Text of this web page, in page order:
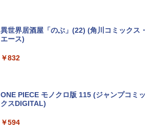
Anker Soundcore P31i ブラック
Anker Soundcore Liberty 5 ミッドナイトブ
ラック
￥14,990
BRUCE WAYNE feat. Flo Milli, ATL Jacob
[Explicit]
￥250
見知らぬ糸
by Amazon 天然水 ラベルレス 500ml ×24本
富士山の天然水 バナジウム含有 水 ミネラル
ットル (Smart Basic)
by Amazon 天然水ラベルレス 2L×9本
￥1,117
異世界居酒屋「のぶ」(22) (角川コミックス・
エース)
￥832
ONE PIECE モノクロ版 115 (ジャンプコミッ
クスDIGITAL)
￥594